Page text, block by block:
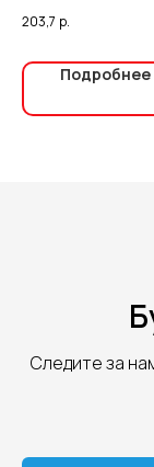
203,7 р.
Подробнее
Следите за